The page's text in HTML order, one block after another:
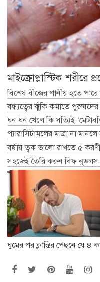
মাইক্রোপ্লাস্টিক শরীরে
বিশেষ বীজের পানীয় হতে
বন্ধ্যত্বের ঝুঁকি কমাতে
ঘন ঘন খেলে কি সত্যিই
প্যারাসিটামলের মাত্রা না
বর্ষায় ত্বক ভালো রাখতে ৫
সহজেই তৈরি করুন বিফ নুডলস
ঘুমের পর ক্লান্তির পেছনে যে ৪